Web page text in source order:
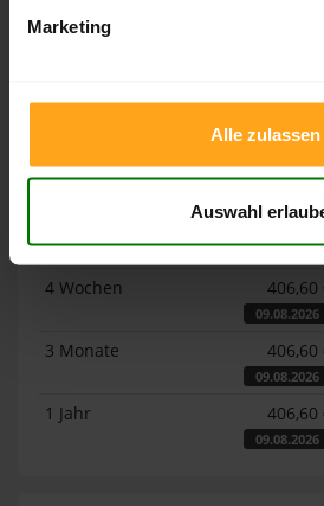
Marketing
Alle zulassen
Auswahl
Pelletspreise für lose
Sackware in Glashütten
. Das
Lose
Zeitraum
4 Wochen
406,60
09.08.2026
3 Monate 406,60
09.08.2026
1 Jahr 406,60
09.08.2026